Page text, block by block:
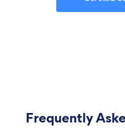
Frequently